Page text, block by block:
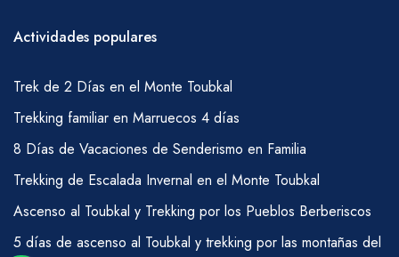
Actividades populares
Trek de 2 Días en el Monte Toubkal
Trekking familiar en Marruecos 4 días
8 Días de Vacaciones de Senderismo en Familia
Trekking de Escalada Invernal en el Monte Toubkal
Ascenso al Toubkal y Trekking por los Pueblos Berberiscos
5 días de ascenso al Toubkal y trekking por las montañas del